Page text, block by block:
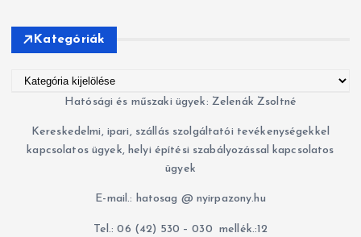
Kategóriák
Hatósági és műszaki ügyek: Zelenák Zsoltné
Kereskedelmi, ipari, szállás szolgáltatói tevékenységekkel
kapcsolatos ügyek, helyi építési szabályozással kapcsolatos
ügyek
E-mail.: hatosag @ nyirpazony.hu
Tel.: 06 (42) 530 – 030 mellék.:12